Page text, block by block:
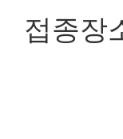
접종장